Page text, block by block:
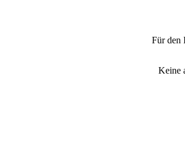
Für den
Keine